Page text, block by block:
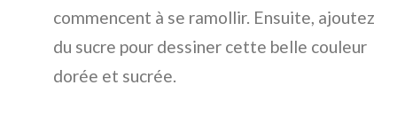
commencent à se ramollir. Ensuite, ajoutez
du sucre pour dessiner cette belle couleur
dorée et sucrée.